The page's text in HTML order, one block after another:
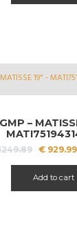
GMP –
Il
era:
€
€929.99
Add to cart